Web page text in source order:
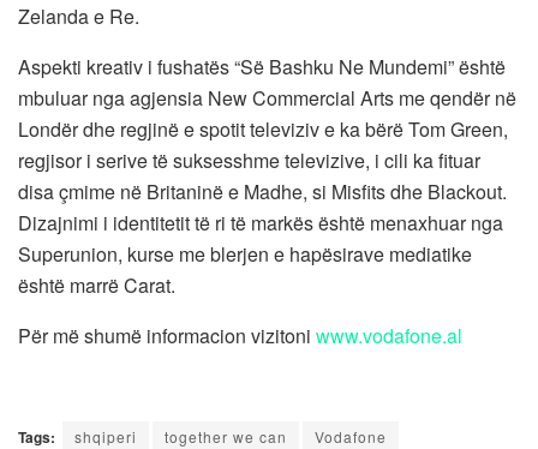
Zelanda e Re.
Aspekti kreativ i fushatës “Së Bashku Ne Mundemi” është
mbuluar nga agjensia New Commercial Arts me qendër në
Londër dhe regjinë e spotit televiziv e ka bërë Tom Green,
regjisor i serive të suksesshme televizive, i cili ka fituar
disa çmime në Britaninë e Madhe, si Misfits dhe Blackout.
Dizajnimi i identitetit të ri të markës është menaxhuar nga
Superunion, kurse me blerjen e hapësirave mediatike
është marrë Carat.
Për më shumë informacion vizitoni www.vodafone.al
Tags: shqiperi together we can Vodafone